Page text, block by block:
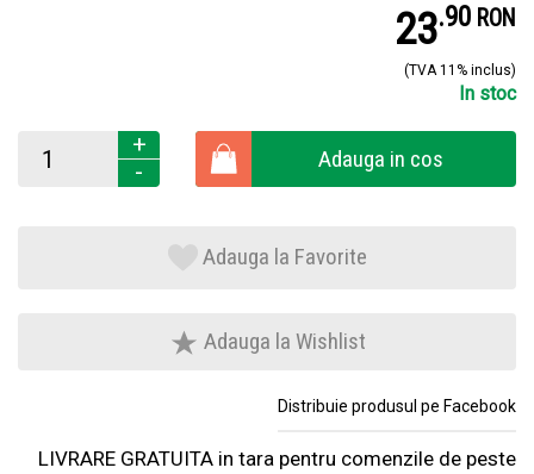
23.9 RON
(TVA 11% inclus)
In stoc
+
-
Adauga in cos
Adauga la Favorite
Adauga la Wishlist
Distribuie produsul pe Facebook
LIVRARE GRATUITA in tara pentru comenzile de peste